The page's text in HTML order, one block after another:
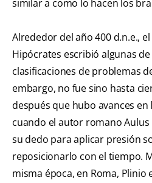
similar a como lo hacen los
Alrededor del año 400 d.n.e.,
Hipócrates escribió algunas
clasificaciones de problemas
embargo, no fue sino hasta
después que hubo avances
cuando el autor romano Aulus
su dedo para aplicar presión
reposicionarlo con el tiempo.
misma época, en Roma, Plinio